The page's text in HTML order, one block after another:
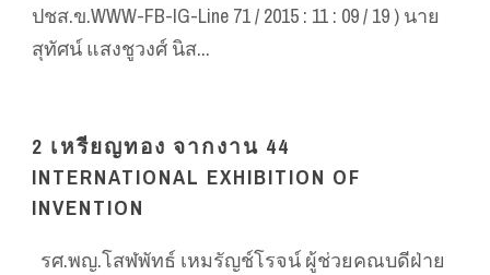
ปชส.ข.WWW-FB-IG-Line 71 / 2015 : 11 : 09 / 19 ) นาย
สุทัศน์ แสงชูวงศ์ นิส...
2 เหรียญทอง จากงาน 44
INTERNATIONAL EXHIBITION OF
INVENTION
รศ.พญ.โสฬพัทธ์ เหมรัญช์โรจน์ ผู้ช่วยคณบดีฝ่าย